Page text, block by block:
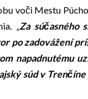
voči Mestu
„Za súčasného
po zadovážení
napadnutému
súd v Trenčíne